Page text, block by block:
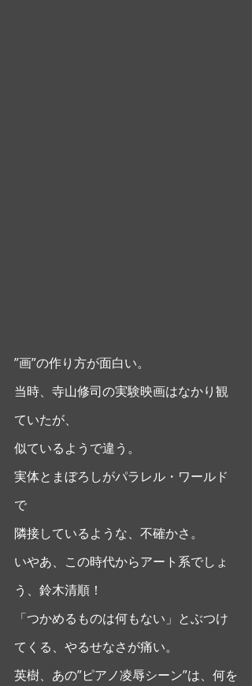
”画”の作り方が面白い。
当時、寺山修司の実験映画はなかり観
ていたが、
似ているようで違う。
実体とまぼろしがパラレル・ワールド
で
隣接しているような、不確かさ。
いやあ、この時代からアート系でしょ
う、鈴木清順！
「つかめるものは何もない」とぶつけ
てくる、やるせなさが痛い。
英樹、あの”ピアノ凌辱シーン”は、何を